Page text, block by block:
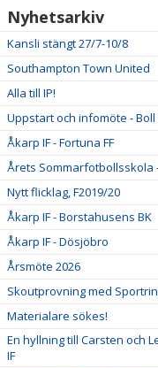
Nyhetsarkiv
Kansli stängt 27/7-10/8
Southampton Town United
Alla till IP!
Uppstart och infomöte - Boll
Åkarp IF - Fortuna FF
Årets Sommarfotbollsskola
Nytt flicklag, F2019/20
Åkarp IF - Borstahusens BK
Åkarp IF - Dösjöbro
Årsmöte 2026
Skoutprovning med
Materialare sökes!
En hyllning till Carsten och
IF